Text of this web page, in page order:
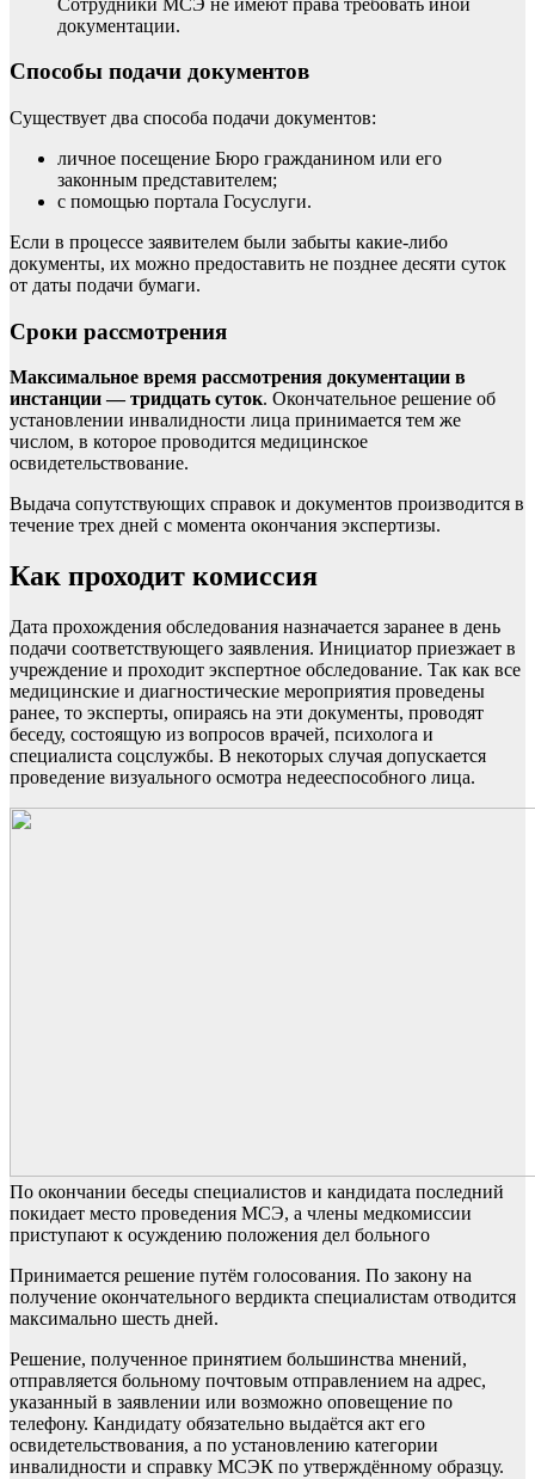
документации.
Способы подачи документов
Существует два способа подачи документов:
личное посещение Бюро гражданином или его
законным представителем;
с помощью портала Госуслуги.
Если в процессе заявителем были забыты какие-либо
документы, их можно предоставить не позднее десяти суток
от даты подачи бумаги.
Сроки рассмотрения
Максимальное время рассмотрения документации в
инстанции — тридцать суток. Окончательное решение об
установлении инвалидности лица принимается тем же
числом, в которое проводится медицинское
освидетельствование.
Выдача сопутствующих справок и документов производится в
течение трех дней с момента окончания экспертизы.
Как проходит комиссия
Дата прохождения обследования назначается заранее в день
подачи соответствующего заявления. Инициатор приезжает в
учреждение и проходит экспертное обследование. Так как все
медицинские и диагностические мероприятия проведены
ранее, то эксперты, опираясь на эти документы, проводят
беседу, состоящую из вопросов врачей, психолога и
специалиста соцслужбы. В некоторых случая допускается
проведение визуального осмотра недееспособного лица.
По окончании беседы специалистов и кандидата последний
покидает место проведения МСЭ, а члены медкомиссии
приступают к осуждению положения дел больного
Принимается решение путём голосования. По закону на
получение окончательного вердикта специалистам отводится
максимально шесть дней.
Решение, полученное принятием большинства мнений,
отправляется больному почтовым отправлением на адрес,
указанный в заявлении или возможно оповещение по
телефону. Кандидату обязательно выдаётся акт его
освидетельствования, а по установлению категории
инвалидности и справку МСЭК по утверждённому образцу.